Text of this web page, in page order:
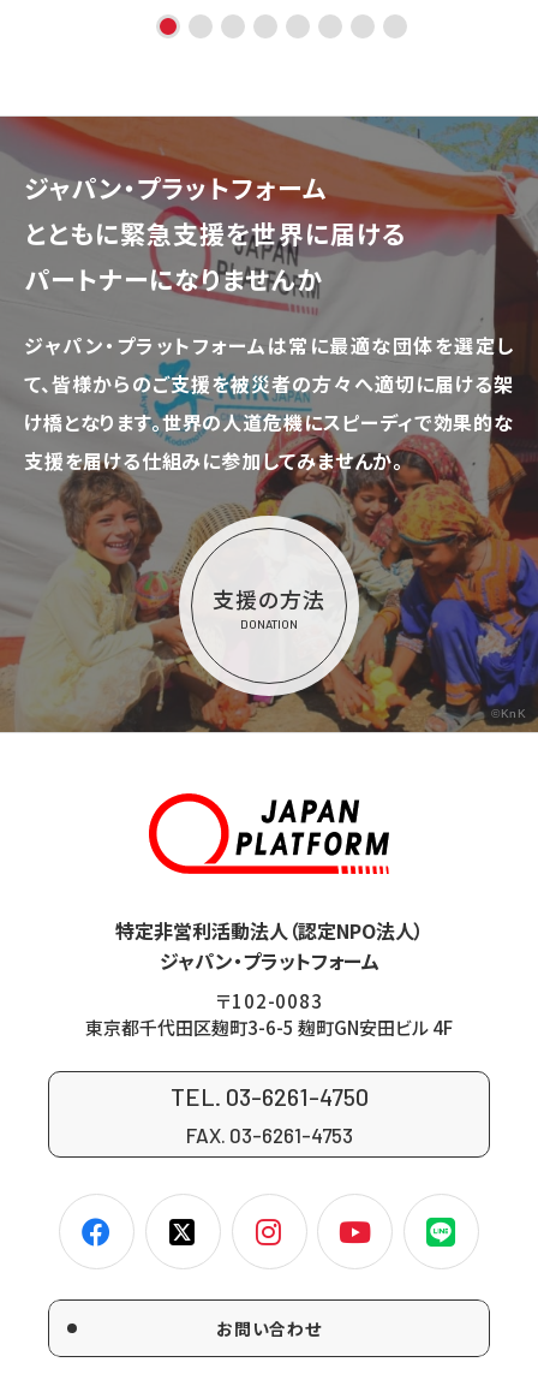
ジャパン・プラットフォーム
とともに緊急支援を世界に届ける
パートナーになりませんか
ジャパン・プラットフォームは常に最適な団体を選定し
て、皆様からのご支援を被災者の方々へ適切に届ける架
け橋となります。世界の人道危機にスピーディで効果的な
支援を届ける仕組みに参加してみませんか。
支援の方法
DONATION
©KnK
特定非営利活動法人（認定NPO法人）
ジャパン・プラットフォーム
〒102-0083
東京都千代田区麹町3-6-5 麹町GN安田ビル 4F
TEL. 03-6261-4750
FAX. 03-6261-4753
お問い合わせ